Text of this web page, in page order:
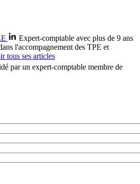
Expert-comptable avec plus de 9 ans
l'accompagnement des TPE et
tous ses articles
par un expert-comptable membre de